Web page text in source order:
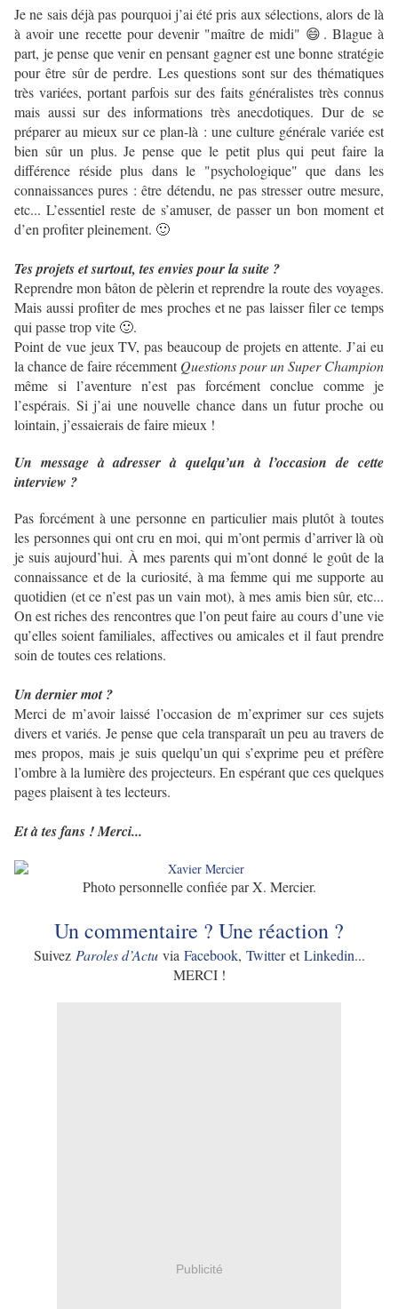
Je ne sais déjà pas pourquoi j’ai été pris aux sélections, alors de là
à avoir une recette pour devenir "maître de midi" 😄. Blague à
part, je pense que venir en pensant gagner est une bonne stratégie
pour être sûr de perdre. Les questions sont sur des thématiques
très variées, portant parfois sur des faits généralistes très connus
mais aussi sur des informations très anecdotiques. Dur de se
préparer au mieux sur ce plan-là : une culture générale variée est
bien sûr un plus. Je pense que le petit plus qui peut faire la
différence réside plus dans le "psychologique" que dans les
connaissances pures : être détendu, ne pas stresser outre mesure,
etc... L’essentiel reste de s’amuser, de passer un bon moment et
d’en profiter pleinement. 🙂
Tes projets et surtout, tes envies pour la suite ?
​Reprendre mon bâton de pèlerin et reprendre la route des voyages.
Mais aussi profiter de mes proches et ne pas laisser filer ce temps
qui passe trop vite 🙂.
Point de vue jeux TV, pas beaucoup de projets en attente. J’ai eu
la chance de faire récemmentQuestions pour un Super Champion
même si l’aventure n’est pas forcément conclue comme je
l’espérais. Si j’ai une nouvelle chance dans un futur proche ou
lointain, j’essaierais de faire mieux !
Un message à adresser à quelqu’un à l’occasion de cette
interview ?
Pas forcément à une personne en particulier mais plutôt à toutes
les personnes qui ont cru en moi, qui m’ont permis d’arriver là où
je suis aujourd’hui. À mes parents qui m’ont donné le goût de la
connaissance et de la curiosité, à ma femme qui me supporte au
quotidien (et ce n’est pas un vain mot), à mes amis bien sûr, etc...
On est riches des rencontres que l’on peut faire au cours d’une vie
qu’elles soient familiales, affectives ou amicales et il faut prendre
soin de toutes ces relations.
Un dernier mot ?
Merci de m’avoir laissé l’occasion de m’exprimer sur ces sujets
divers et variés. Je pense que cela transparaît un peu au travers de
mes propos, mais je suis quelqu’un qui s’exprime peu et préfère
l’ombre à la lumière des projecteurs. En espérant que ces quelques
pages plaisent à tes lecteurs.
Et à tes fans ! Merci...
Photo personnelle confiée par X. Mercier.
Un commentaire ? Une réaction ?
Suivez Paroles d’Actuvia Facebook, TwitteretLinkedin...
MERCI !
Publicité